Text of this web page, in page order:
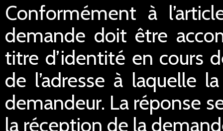
Conformément à
demande doit être
titre d’identité en cours
de l’adresse à laquelle
demandeur. La réponse
la réception de la